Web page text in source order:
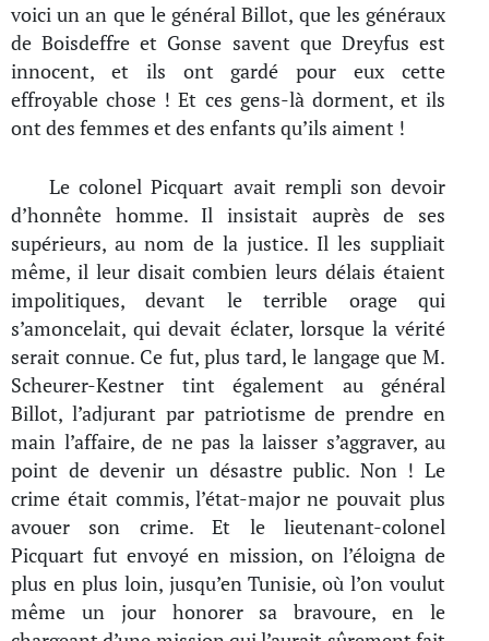
voici un an que le général Billot, que les généraux
de Boisdeffre et Gonse savent que Dreyfus est
innocent, et ils ont gardé pour eux cette
effroyable chose ! Et ces gens-là dorment, et ils
ont des femmes et des enfants qu’ils aiment !
Le colonel Picquart avait rempli son devoir
d’honnête homme. Il insistait auprès de ses
supérieurs, au nom de la justice. Il les suppliait
même, il leur disait combien leurs délais étaient
impolitiques, devant le terrible orage qui
s’amoncelait, qui devait éclater, lorsque la vérité
serait connue. Ce fut, plus tard, le langage que M.
Scheurer-Kestner tint également au général
Billot, l’adjurant par patriotisme de prendre en
main l’affaire, de ne pas la laisser s’aggraver, au
point de devenir un désastre public. Non ! Le
crime était commis, l’état-major ne pouvait plus
avouer son crime. Et le lieutenant-colonel
Picquart fut envoyé en mission, on l’éloigna de
plus en plus loin, jusqu’en Tunisie, où l’on voulut
même un jour honorer sa bravoure, en le